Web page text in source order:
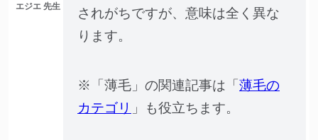
エジエ 先生
されがちですが、意味は全く異な
ります。
※「薄毛」の関連記事は「 薄毛の
カテゴリ 」も役立ちます。